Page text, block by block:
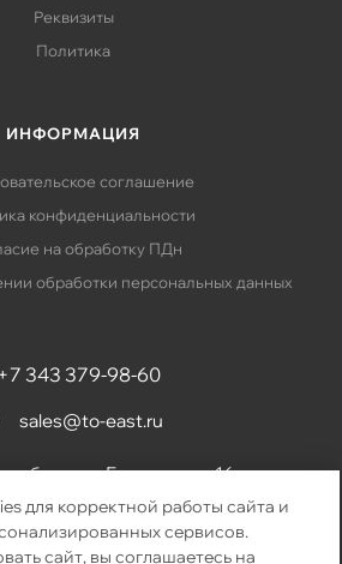
для корректной работы сайта и
сервисов.
сайт, вы соглашаетесь на
Реквизиты
Политика
ИНФОРМАЦИЯ
соглашение
конфиденциальности
на обработку ПДн
обработки персональных данных
+7 343 379-98-60
sales@to-east.ru
ул. Барвинка, д. 16